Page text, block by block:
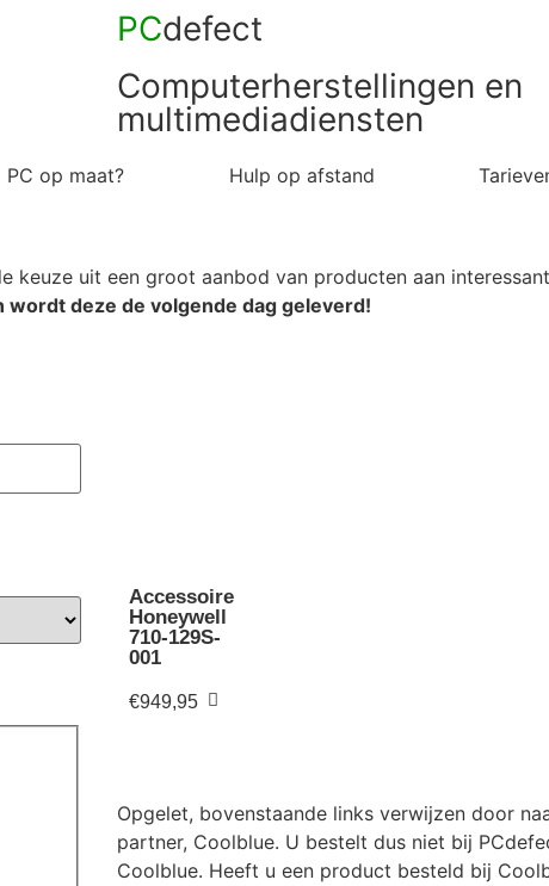
PCdefect
Computerherstellingen en
multimediadiensten
PC op maat? Hulp op afstand
keuze uit een groot aanbod van producten aan
deze de volgende dag geleverd!
Accessoire
Honeywell
710-129S-
001
€949,95
Opgelet, bovenstaande links verwijzen door
partner, Coolblue. U bestelt dus niet bij
Coolblue. Heeft u een product besteld bij